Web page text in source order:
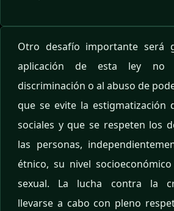
Otro desafío importante será
aplicación de esta ley no
discriminación o al abuso de
que se evite la estigmatización
sociales y que se respeten los
las personas,
étnico, su nivel
sexual. La lucha contra la
llevarse a cabo con pleno